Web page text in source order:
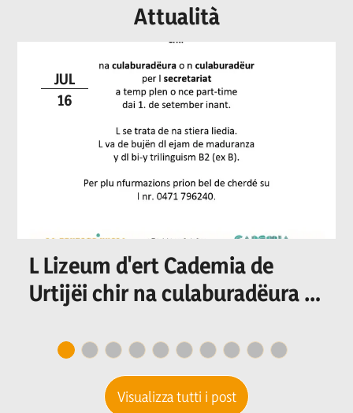
Attualità
JUL
16
L Lizeum d'ert Cademia de
Urtijëi chir na culaburadëura o
secretariat
Visualizza tutti i post